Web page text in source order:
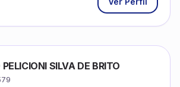
SILVA DE BRITO